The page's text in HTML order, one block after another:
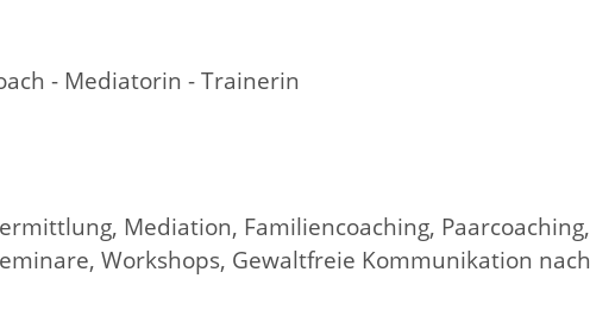
- Mediatorin - Trainerin
Mediation, Familiencoaching, Paarcoaching,
Workshops, Gewaltfreie Kommunikation nach